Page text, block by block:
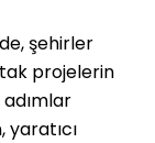
şehirler
projelerin
yaratıcı